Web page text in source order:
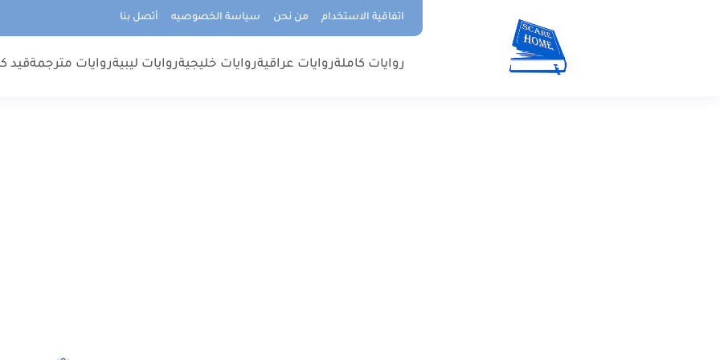
اتفاقية الاستخدام من نحن سياسة الخصوصيه أتصل بنا
روايات كاملةروايات عراقيةروايات خليجيةروايات ليبيةروايات مترجمةقيد